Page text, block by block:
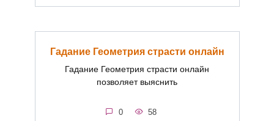
Гадание Геометрия страсти онлайн
Гадание Геометрия страсти онлайн
позволяет выяснить
0 58